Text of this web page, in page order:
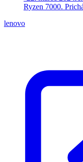
Ryzen 7000.
lenovo